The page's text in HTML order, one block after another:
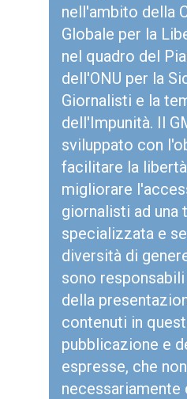
nell'ambito della
Globale per la
nel quadro del
dell'ONU per la
Giornalisti e la
dell'Impunità. Il
sviluppato con
facilitare la
migliorare
giornalisti ad una
specializzata e
diversità di
sono
della
contenuti in
pubblicazione e
espresse, che
necessariamente